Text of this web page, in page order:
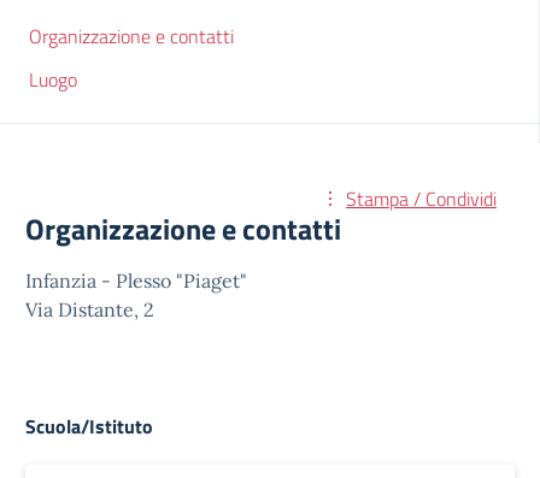
Organizzazione e contatti
Luogo
Stampa / Condividi
Organizzazione e contatti
Infanzia - Plesso "Piaget"
Via Distante, 2
Scuola/Istituto